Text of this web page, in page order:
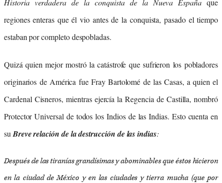
Historia verdadera de la conquista de la Nueva España que
regiones enteras que él vio antes de la conquista, pasado el tiempo
estaban por completo despobladas.
Quizá quien mejor mostró la catástrofe que sufrieron los pobladores
originarios de América fue Fray Bartolomé de las Casas, a quien el
Cardenal Cisneros, mientras ejercía la Regencia de Castilla, nombró
Protector Universal de todos los Indios de las Indias. Esto cuenta en
suBreve relación de la destrucción de las indias:
Después de las tiranías grandísimas y abominables que éstos hicieron
en la ciudad de México y en las ciudades y tierra mucha (que por